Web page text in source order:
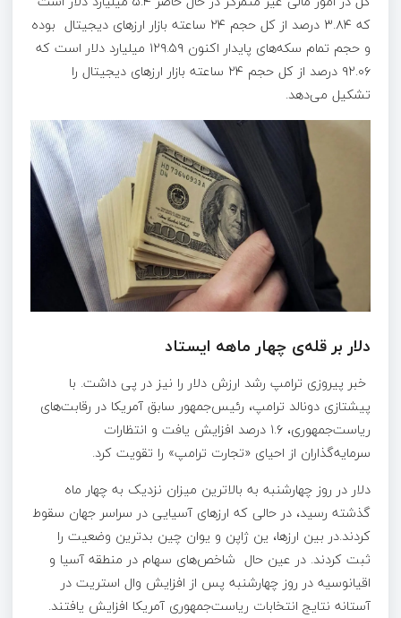
که ۳.۸۴ درصد از کل حجم ۲۴ ساعته بازار ارزهای دیجیتال بوده
و حجم تمام سکه‌های پایدار اکنون ۱۲۹.۵۹ میلیارد دلار است که
۹۲.۰۶ درصد از کل حجم ۲۴ ساعته بازار ارزهای دیجیتال را
تشکیل می‌دهد.
دلار بر قله‌ی چهار ماهه ایستاد
خبر پیروزی ترامپ رشد ارزش دلار را نیز در پی داشت. با
پیشتازی دونالد ترامپ، رئیس‌جمهور سابق آمریکا در رقابت‌های
ریاست‌جمهوری، ۱.۶ درصد افزایش یافت و انتظارات
سرمایه‌گذاران از احیای «تجارت ترامپ» را تقویت کرد.
دلار در روز چهارشنبه به بالاترین میزان نزدیک به چهار ماه
گذشته رسید، در حالی که ارزهای آسیایی در سراسر جهان سقوط
کردند.در بین ارزها، ین ژاپن و یوان چین بدترین وضعیت را
ثبت کردند. در عین حال شاخص‌های سهام در منطقه آسیا و
اقیانوسیه در روز چهارشنبه پس از افزایش وال استریت در
آستانه نتایج انتخابات ریاست‌جمهوری آمریکا افزایش یافتند.